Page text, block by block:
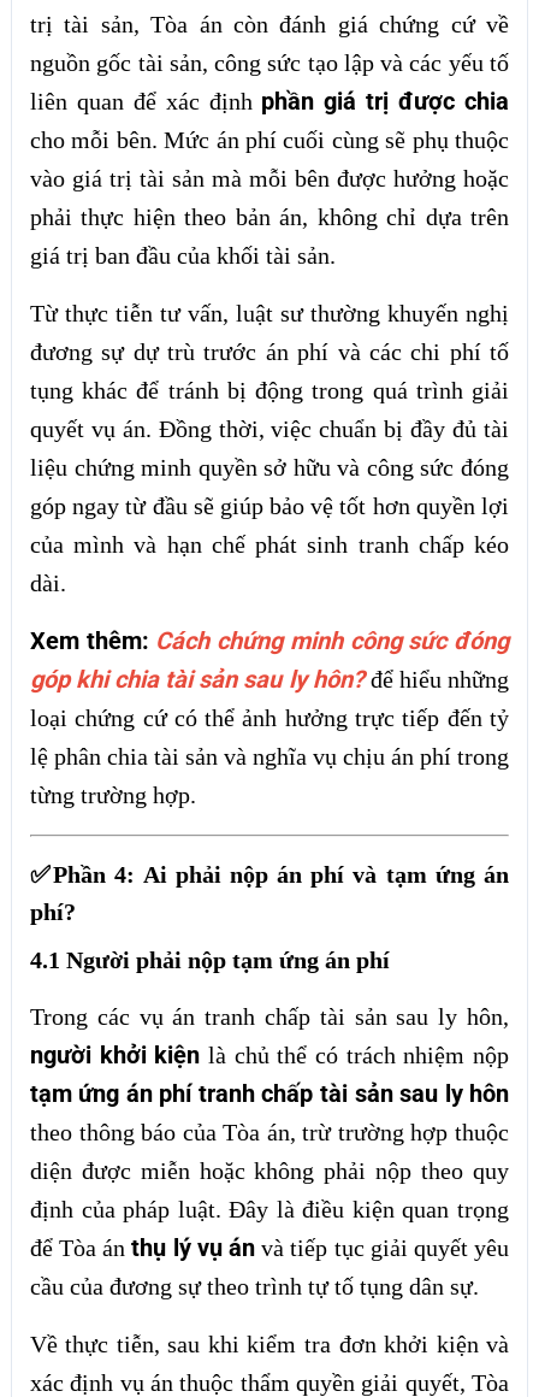
trị tài sản, Tòa án còn đánh giá chứng cứ về
nguồn gốc tài sản, công sức tạo lập và các yếu tố
liên quan để xác định phần giá trị được chia
cho mỗi bên. Mức án phí cuối cùng sẽ phụ thuộc
vào giá trị tài sản mà mỗi bên được hưởng hoặc
phải thực hiện theo bản án, không chỉ dựa trên
giá trị ban đầu của khối tài sản.
Từ thực tiễn tư vấn, luật sư thường khuyến nghị
đương sự dự trù trước án phí và các chi phí tố
tụng khác để tránh bị động trong quá trình giải
quyết vụ án. Đồng thời, việc chuẩn bị đầy đủ tài
liệu chứng minh quyền sở hữu và công sức đóng
góp ngay từ đầu sẽ giúp bảo vệ tốt hơn quyền lợi
của mình và hạn chế phát sinh tranh chấp kéo
dài.
Xem thêm: Cách chứng minh công sức đóng
góp khi chia tài sản sau ly hôn? để hiểu những
loại chứng cứ có thể ảnh hưởng trực tiếp đến tỷ
lệ phân chia tài sản và nghĩa vụ chịu án phí trong
từng trường hợp.
✅Phần 4: Ai phải nộp án phí và tạm ứng án
phí?
4.1 Người phải nộp tạm ứng án phí
Trong các vụ án tranh chấp tài sản sau ly hôn,
người khởi kiện là chủ thể có trách nhiệm nộp
tạm ứng án phí tranh chấp tài sản sau ly hôn
theo thông báo của Tòa án, trừ trường hợp thuộc
diện được miễn hoặc không phải nộp theo quy
định của pháp luật. Đây là điều kiện quan trọng
để Tòa ánthụ lý vụ án và tiếp tục giải quyết yêu
cầu của đương sự theo trình tự tố tụng dân sự.
Về thực tiễn, sau khi kiểm tra đơn khởi kiện và
xác định vụ án thuộc thẩm quyền giải quyết, Tòa